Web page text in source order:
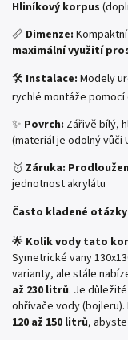
Hliníkový korpus
📏 Dimenze:
maximální využití
🛠️ Instalace: Modely
rychlé montáže
✨ Povrch: Zářivě bílý,
(materiál je odolný vůči
🥇 Záruka:
jednotnost akrylátu
Často kladené otázky
🌟 Kolik vody tato
Symetrické vany
varianty, ale stále
až 230 litrů. Je
ohřívače vody
120 až 150 litrů,